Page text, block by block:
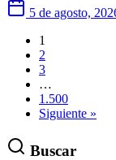
5 de agosto,
1
2
3
…
1.500
Siguiente »
Buscar